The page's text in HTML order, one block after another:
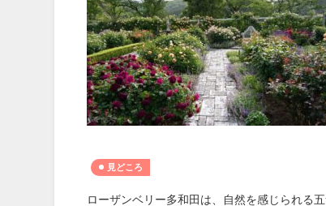
見どころ
ローザンベリー多和田は、自然を感じられる